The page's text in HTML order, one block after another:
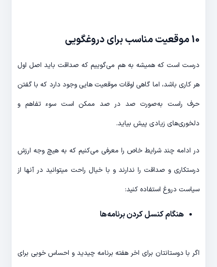
10 موقعیت مناسب برای دروغگویی
درست است که همیشه به هم می‌گوییم که صداقت باید اصل اول
هر کاری باشد، اما گاهی اوقات موقعیت هایی وجود دارد که با گفتن
حرف راست به‌صورت صد در صد ممکن‌ است سوء تفاهم و
دلخوری‌های زیادی پیش بیاید.
در ادامه چند شرایط خاص را معرفی می‌کنیم که به هیچ وجه ارزش
درستکاری و صداقت را ندارند و با خیال راحت میتوانید در آنها از
سیاست دروغ استفاده کنید:
هنگام کنسل کردن برنامه‌ها
اگر با دوستانتان برای اخر هفته برنامه چیدید و احساس خوبی برای